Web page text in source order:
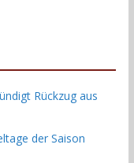
Rückzug aus
der Saison